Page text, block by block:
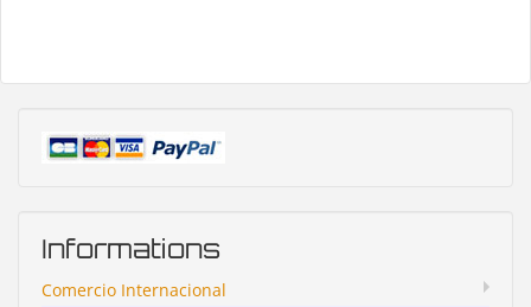
Informations
Comercio Internacional